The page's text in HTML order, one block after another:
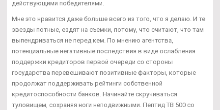
действующими победителями.
Мне это нравится даже больше всего из того, что я делаю. И те
звезды потные, ездят на съемки, потому, что считают, что там
выпендриваться не перед кем. По мнению агентства,
потенциальные негативные последствия в виде ослабления
поддержки кредиторов первой очереди со стороны
государства перевешивают позитивные факторы, которые
продолжат поддерживать рейтинги собственной
кредитоспособности банков. Начинайте скручиваться
туловищем, сохраняя ноги неподвижными. Пептид TB 500 со